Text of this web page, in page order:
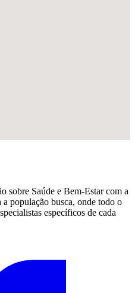
sobre Saúde e Bem-Estar com a
população busca, onde todo o
específicos de cada